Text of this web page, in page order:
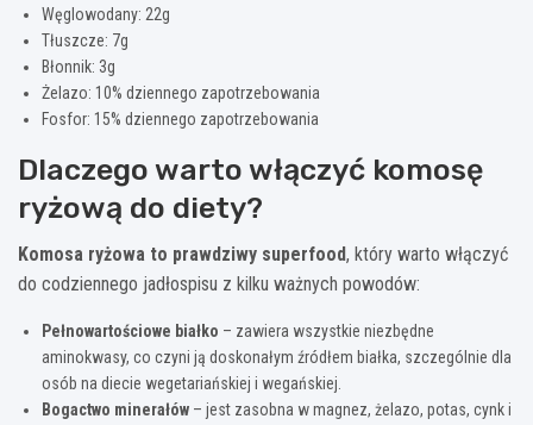
Węglowodany: 22g
Tłuszcze: 7g
Błonnik: 3g
Żelazo: 10% dziennego zapotrzebowania
Fosfor: 15% dziennego zapotrzebowania
Dlaczego warto włączyć komosę
ryżową do diety?
Komosa ryżowa to prawdziwy superfood, który warto włączyć
do codziennego jadłospisu z kilku ważnych powodów:
Pełnowartościowe białko – zawiera wszystkie niezbędne
aminokwasy, co czyni ją doskonałym źródłem białka, szczególnie dla
osób na diecie wegetariańskiej i wegańskiej.
Bogactwo minerałów – jest zasobna w magnez, żelazo, potas, cynk i